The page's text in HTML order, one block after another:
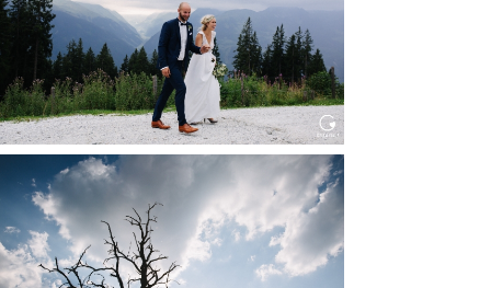
Read More...
WEDDING IN MAISENBURG
Read More...